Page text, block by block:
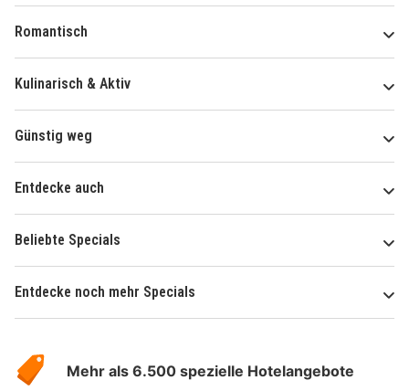
Romantisch
Kulinarisch & Aktiv
Günstig weg
Entdecke auch
Beliebte Specials
Entdecke noch mehr Specials
Hotelspecials
Mehr als 6.500 spezielle Hotelangebote